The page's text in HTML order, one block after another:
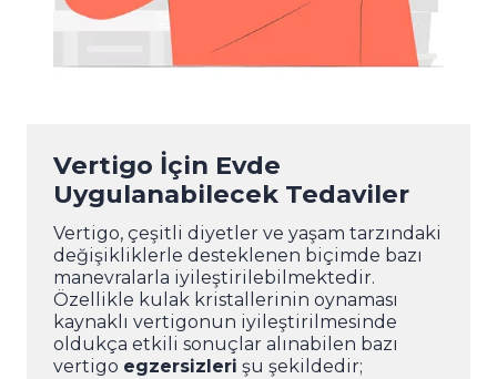
Vertigo İçin Evde
Uygulanabilecek Tedaviler
Vertigo, çeşitli diyetler ve yaşam tarzındaki
değişikliklerle desteklenen biçimde bazı
manevralarla iyileştirilebilmektedir.
Özellikle kulak kristallerinin oynaması
kaynaklı vertigonun iyileştirilmesinde
oldukça etkili sonuçlar alınabilen bazı
vertigo egzersizleri şu şekildedir;